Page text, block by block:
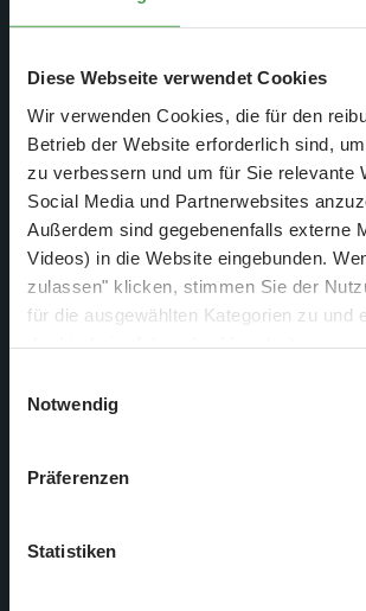
Diese Webseite verwendet Cookies
Wir verwenden Cookies, die für den
Betrieb der Website erforderlich sind,
zu verbessern und um für Sie relevante
Social Media und Partnerwebsites
Außerdem sind gegebenenfalls externe
Videos) in die Website eingebunden.
zulassen" klicken, stimmen Sie der
für die ausgewählten Kategorien zu und
diese Einstellungen jederzeit über die
zustimmen, beschränken wir uns auf
notwendigen Cookies. Weitere
Notwendig
Präferenzen
Statistiken
hier gerade bei den Vorbereitungen im
Dabei haben wir (fast) alle vor die Linse
Sascha, Alf, Harry, Thorsten und